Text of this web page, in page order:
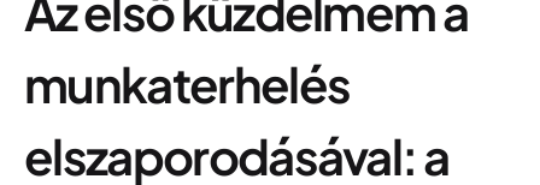
munkaterhelés
elszaporodásával: a